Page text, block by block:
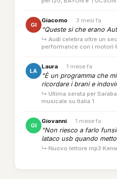
GI
Giacomo · 3 mesi fa
“Queste si che erano
↳ Audi celebra oltre un
performance con i motori
LA
Laura · 1 mese fa
“È un programma che
ricordare i brani e
↳ Ultima serata per
musicale su Italia 1
GI
Giovanni · 1 mese fa
“Non riesco a farlo
lataco usb quando
↳ Nuovo lettore mp3